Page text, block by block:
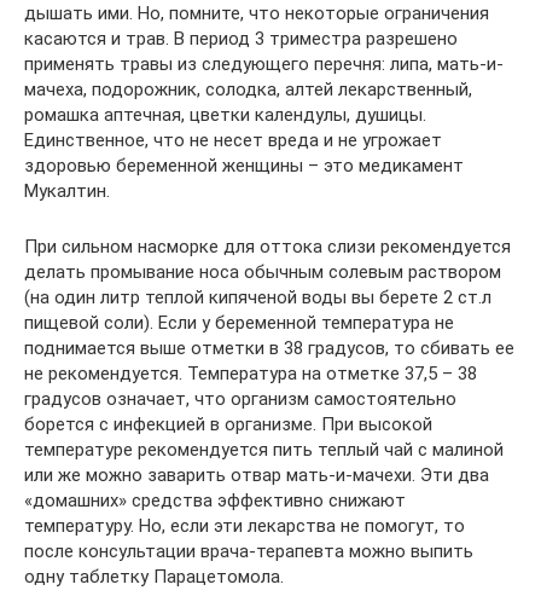
дышать ими. Но, помните, что некоторые ограничения
касаются и трав. В период 3 триместра разрешено
применять травы из следующего перечня: липа, мать-и-
мачеха, подорожник, солодка, алтей лекарственный,
ромашка аптечная, цветки календулы, душицы.
Единственное, что не несет вреда и не угрожает
здоровью беременной женщины – это медикамент
Мукалтин.
При сильном насморке для оттока слизи рекомендуется
делать промывание носа обычным солевым раствором
(на один литр теплой кипяченой воды вы берете 2 ст.л
пищевой соли). Если у беременной температура не
поднимается выше отметки в 38 градусов, то сбивать ее
не рекомендуется. Температура на отметке 37,5 – 38
градусов означает, что организм самостоятельно
борется с инфекцией в организме. При высокой
температуре рекомендуется пить теплый чай с малиной
или же можно заварить отвар мать-и-мачехи. Эти два
«домашних» средства эффективно снижают
температуру. Но, если эти лекарства не помогут, то
после консультации врача-терапевта можно выпить
одну таблетку Парацетомола.